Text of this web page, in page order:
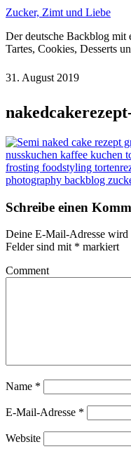
Zucker, Zimt und Liebe
Der deutsche Backblog mit
Tartes, Cookies, Desserts
31. August 2019
Schreibe einen
Deine E-Mail-Adresse
Felder sind mit * markiert
Comment
Name *
E-Mail-Adresse *
Website